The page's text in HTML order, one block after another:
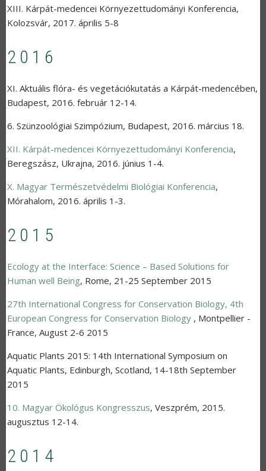
XIII. Kárpát-medencei Környezettudományi Konferencia,
Kolozsvár, 2017. április 5-8
2016
XI. Aktuális flóra- és vegetációkutatás a Kárpát-medencében,
Budapest, 2016. február 12-14.
6. Szünzoológiai Szimpózium, Budapest, 2016. március 18.
XII. Kárpát-medencei Környezettudományi Konferencia,
Beregszász, Ukrajna, 2016. június 1-4.
X. Magyar Természetvédelmi Biológiai Konferencia,
Mórahalom, 2016. április 1-3.
2015
Ecology at the Interface: Science – Based Solutions for
Human well Being, Rome, 21-25 September 2015
27th International Congress for Conservation Biology, 4th
European Congress for Conservation Biology , Montpellier -
France, August 2-6 2015
Aquatic Plants 2015: 14th International Symposium on
Aquatic Plants, Edinburgh, Scotland, 14-18th September
2015
10. Magyar Ökológus Kongresszus, Veszprém, 2015.
augusztus 12-14.
2014